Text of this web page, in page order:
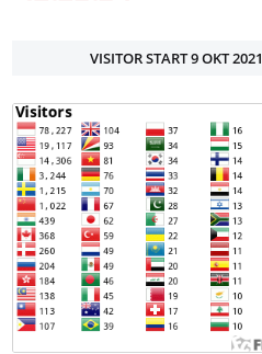
VISITOR START 9 OKT 2021